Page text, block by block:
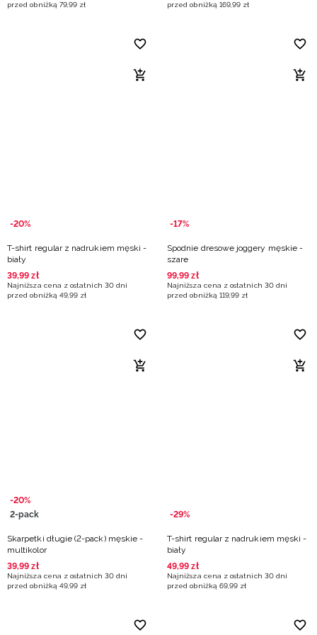
przed obniżką 79,99 zł
przed obniżką 169,99 zł
-20%
T-shirt regular z nadrukiem męski -
biały
39,99 zł
Najniższa cena z ostatnich 30 dni
przed obniżką 49,99 zł
-17%
Spodnie dresowe joggery męskie -
szare
99,99 zł
Najniższa cena z ostatnich 30 dni
przed obniżką 119,99 zł
-20%
2-pack
Skarpetki długie (2-pack) męskie -
multikolor
39,99 zł
Najniższa cena z ostatnich 30 dni
przed obniżką 49,99 zł
-29%
T-shirt regular z nadrukiem męski -
biały
49,99 zł
Najniższa cena z ostatnich 30 dni
przed obniżką 69,99 zł